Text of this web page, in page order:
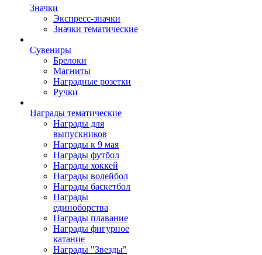
Значки
Экспресс-значки
Значки тематические
Сувениры
Брелоки
Магниты
Наградные розетки
Ручки
Награды тематические
Награды для
выпускников
Награды к 9 мая
Награды футбол
Награды хоккей
Награды волейбол
Награды баскетбол
Награды
единоборства
Награды плавание
Награды фигурное
катание
Награды "Звезды"